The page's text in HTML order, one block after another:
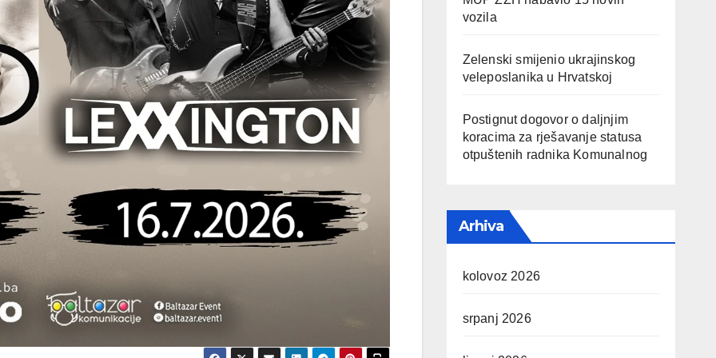
vozila
Zelenski smijenio ukrajinskog
veleposlanika u Hrvatskoj
Postignut dogovor o daljnjim
koracima za rješavanje statusa
otpuštenih radnika Komunalnog
Arhiva
kolovoz 2026
srpanj 2026